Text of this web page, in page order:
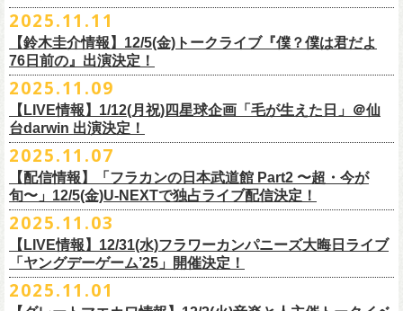
JUN SKY WALKER(S) TOUR 2026 “READH TO GO”の対バンシリーズ＜
狼煙上がる時＞7/12(日)名古屋公演にフラワーカンパニーズの出演が決定
しました！
◎JUN SKY WALKER(S) TOUR 2026 ”READH TO GO”＜狼煙上がる時＞
日時：2026年7月12日(日) 開場16:45/開演17:30
会場：名古屋Ellectric Lady Land
毎年恒例、ほぼ被りなしの京都磔磔2days、お得になる2days通し視聴チ
ケットの販売もあり！
アーカイブ視聴も両日12/30(火)23:59まで可能です（チケットのご購入は
同日19:00まで）。
視聴チケット発売スタート！
どうぞ、お楽しみに！
◎フラワーカンパニーズ ワンマンツアー「フラカンのチョイナチョイ
ナ’25/’26」
12月21日(日) 開場15:30/開演16:00 〜竹安56〜 ＊会場チケット完売
12月22日(月) 開場18:30/開演19:00 フラカンのロックンロール大会 ＊
会場チケット(5,200円) 残り僅か
＊生配信詳細
＜アーカイブ視聴期間：〜2025/12/30(火)23:59まで（※2日間共通 ）＞
視聴チケット料金：
鈴木圭介57歳の誕生日に恵比寿LIQUIDROOMNにてワンマンライブ開催
決定！
◎フラワーカンパニーズ・ワンマンライヴ
〜鈴木圭介誕生日「初めまして、57歳」〜
日時：2026年4月30日(木) 開場18:15／開園19:00
会場：恵比寿LIQUIDROOM
チケット料金：前売り¥5,700(税込/整理番号付/ドリンク代別途要) *記念バ
ッヂ付
一般チケット発売日：2026年3月15日(日)10:00
ネクストロード 03-5114-7444（平日14:00〜18:00）
チケット：https://eplus.jp/sf/detail/4430060001-P0030001
出店ビール会社：
渥美半島醸造
ISEKADO
West Coast Brewing
OGA BREWING
オラホビール
Kakegawa Farm Brewing
KANKIKU BREWERY
京都醸造
CRAFT BANK
CRAFTBEER BASE
CRAFTROCK BREWING
◎「FM802 ROCK FESTIVAL RADIO CRAZY 2025」
LIVE HOUSE Antenna -BEYOND ZERO Garage-
12月28日(日)16:35〜 -
年忘れ‼ レディクレSP 第3夜
『レディクレ初参！フラカンとスキマのスペシャルバンド＜ザ・
ライタ
ーズ＞ ！』
出演：ザ・ライターズ（フラワーカンパニーズ＋スキマスイッチ）
イベントオフィシャルサイト：
【イープラスURL】
【チケット発売日】12/6 10:00〜
＊椅子席となります
「フラカンの日本武道館 Part2 〜超・今が旬〜」の映像作品が
12/5(金)19:00よりU-NEXTにて配信されることを記念して、過去のライブ
映像４作品が同じくU-NEXTで配信決定！
先日配信された「フラカンの横浜アリーナ -リモートライヴ編- 〜生き続
けてる事は最大のメッセージ！〜」 2020.8.27 横浜アリーナ *無観客配信
「フラカンの日本武道館 Part2 〜超・今が旬〜」の映像作品が
12/5(金)19:00よりU-NEXTにて配信されることを記念して、過去のライブ
映像４作品が同じくU-NEXTで配信決定！
先日配信された「フラカンの横浜アリーナ -リモートライヴ編- 〜生き続
けてる事は最大のメッセージ！〜」 2020.8.27 横浜アリーナ *無観客配信
ライブに続く第2弾として、
本日11月27日(木)正午より『フラワーカンパニーズ「ゾロ目だョ全員集
合!〜フラカン33年、野音99年〜」2022.9.23 日比谷野外大音楽堂』の配
信が開始しました！
U-NEXT月額会員の方は、追加料金なくお楽しみいただけます。
「フラカンの日本武道館 Part2 〜超・今が旬〜」の映像作品が
12/5(金)19:00よりU-NEXTにて配信されることを記念して、
映像４作品が同じくU-NEXTで配信決定！
第1弾として、本日11月20日(木)正午より『「フラカンの横浜アリーナ -リ
モートライヴ編- 〜生き続けてる事は最大のメッセージ！〜」
2020.8.27 横浜アリーナ *無観客配信ライブ』の配信が開始しました！
■11月26日(水)深夜25:30〜 MBSラジオ「メゾン・ド・ミュージック」
＊鈴木圭介、グレートマエカワが11月の４週目パーソナリティを担当
https://www.mbs1179.com/mm/
2025.11.11
【鈴木圭介情報】12/5(金)トークライブ『僕？僕は君だよ
76日前の』出演決定！
2025.11.09
【LIVE情報】1/12(月祝)四星球企画「毛が生えた日」＠仙
台darwin 出演決定！
2025.11.07
【配信情報】「フラカンの日本武道館 Part2 〜超・今が
旬〜」12/5(金)U-NEXTで独占ライブ配信決定！
2025.11.03
【LIVE情報】12/31(水)フラワーカンパニーズ大晦日ライブ
「ヤングデーゲーム’25」開催決定！
2025.11.01